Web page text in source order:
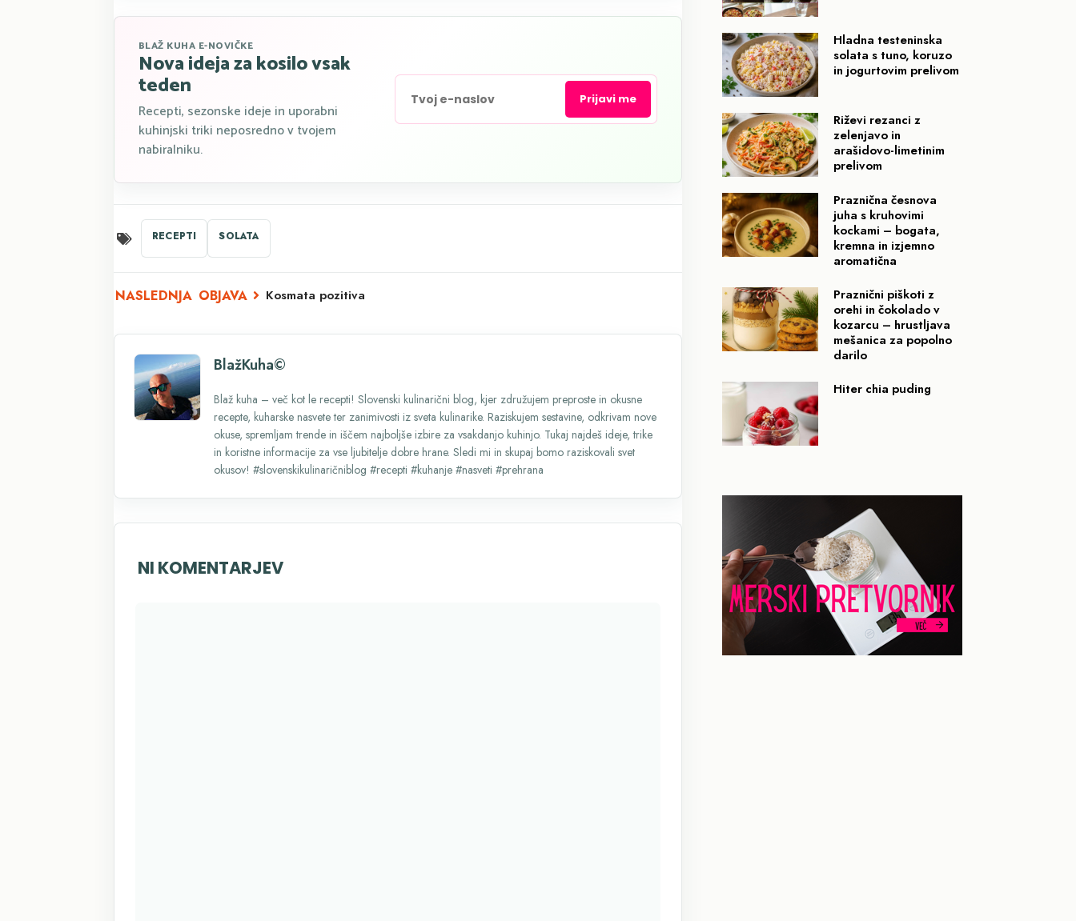
BLAŽ KUHA E-NOVIČKE
Nova ideja za kosilo vsak
teden
Recepti, sezonske ideje in uporabni
kuhinjski triki neposredno v tvojem
nabiralniku.
Prijavi me
RECEPTI SOLATA
Kosmata pozitiva
BlažKuha©
Blaž kuha – več kot le recepti! Slovenski kulinarični blog, kjer združujem preproste in okusne
recepte, kuharske nasvete ter zanimivosti iz sveta kulinarike. Raziskujem sestavine, odkrivam nove
okuse, spremljam trende in iščem najboljše izbire za vsakdanjo kuhinjo. Tukaj najdeš ideje, trike
in koristne informacije za vse ljubitelje dobre hrane. Sledi mi in skupaj bomo raziskovali svet
okusov! #slovenskikulinaričniblog #recepti #kuhanje #nasveti #prehrana
NI KOMENTARJEV
Hladna testeninska
solata s tuno, koruzo
in jogurtovim prelivom
Riževi rezanci z
zelenjavo in
arašidovo-limetinim
prelivom
Praznična česnova
juha s kruhovimi
kockami – bogata,
kremna in izjemno
aromatična
Praznični piškoti z
orehi in čokolado v
kozarcu – hrustljava
mešanica za popolno
darilo
Hiter chia puding